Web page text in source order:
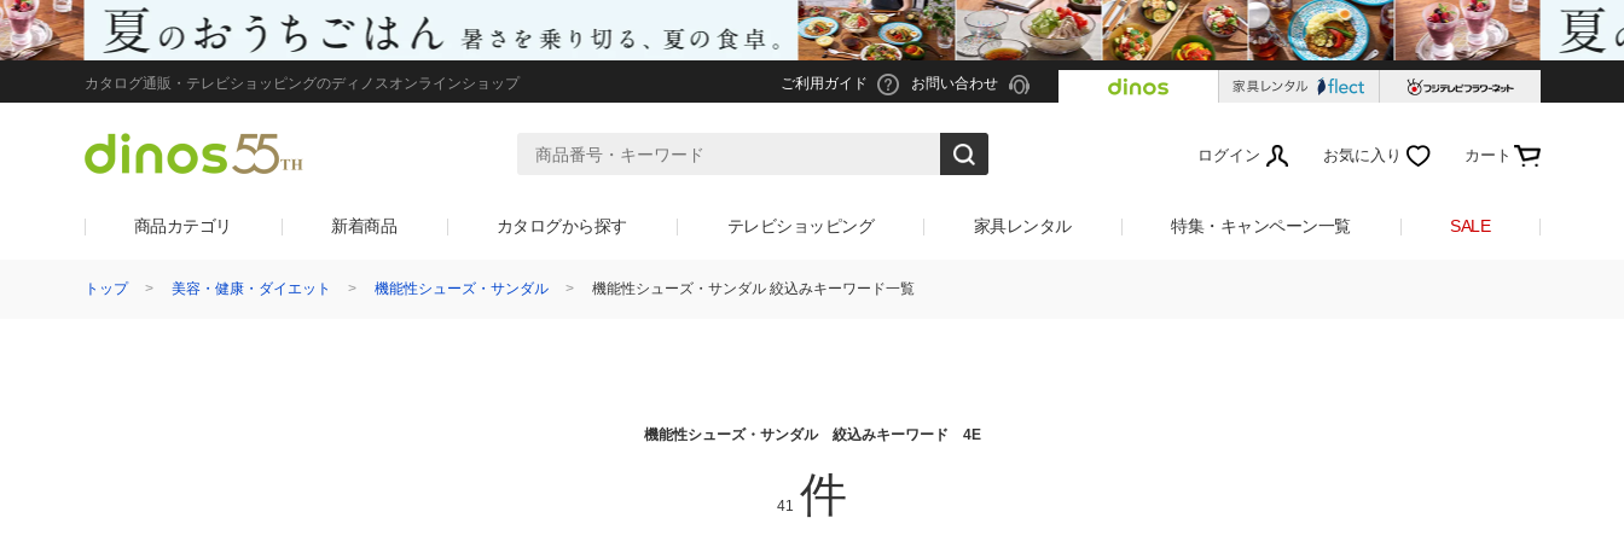
カタログ通販・テレビショッピングのディノスオンラインショップ ご利用ガイド お問い合わせ
ログイン お気に入り カート
商品カテゴリ 新着商品 カタログから探す テレビショッピング 家具レンタル 特集・キャンペーン一覧 SALE
トップ 美容・健康・ダイエット 機能性シューズ・サンダル 機能性シューズ・サンダル 絞込みキーワード一覧
機能性シューズ・サンダル 絞込みキーワード 4E
41 件